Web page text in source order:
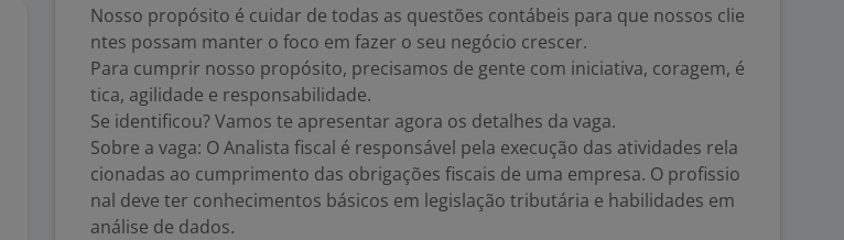
Nosso propósito é cuidar de todas as questões contábeis para que nossos clie
ntes possam manter o foco em fazer o seu negócio crescer.
Para cumprir nosso propósito, precisamos de gente com iniciativa, coragem, é
tica, agilidade e responsabilidade.
Se identificou? Vamos te apresentar agora os detalhes da vaga.
Sobre a vaga: O Analista fiscal é responsável pela execução das atividades rela
cionadas ao cumprimento das obrigações fiscais de uma empresa. O profissio
nal deve ter conhecimentos básicos em legislação tributária e habilidades em
análise de dados.